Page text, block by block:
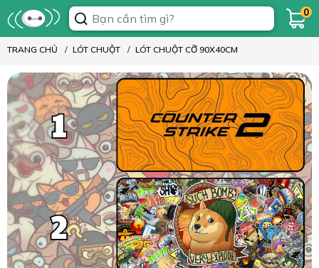
0
TRANG CHỦ LÓT CHUỘT LÓT CHUỘT CỠ 90X40CM